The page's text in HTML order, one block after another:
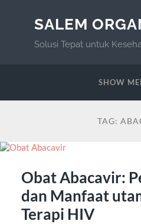
SALEM
Solusi Tepat untuk
SHOW
TAG:
Obat Abacavir:
dan Manfaat
Terapi HIV